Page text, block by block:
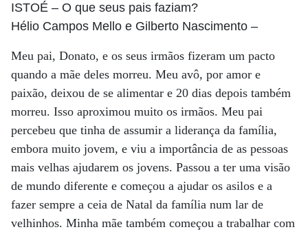
ISTOÉ – O que seus pais faziam?
Hélio Campos Mello e Gilberto Nascimento –
Meu pai, Donato, e os seus irmãos fizeram um pacto
quando a mãe deles morreu. Meu avô, por amor e
paixão, deixou de se alimentar e 20 dias depois também
morreu. Isso aproximou muito os irmãos. Meu pai
percebeu que tinha de assumir a liderança da família,
embora muito jovem, e viu a importância de as pessoas
mais velhas ajudarem os jovens. Passou a ter uma visão
de mundo diferente e começou a ajudar os asilos e a
fazer sempre a ceia de Natal da família num lar de
velhinhos. Minha mãe também começou a trabalhar com